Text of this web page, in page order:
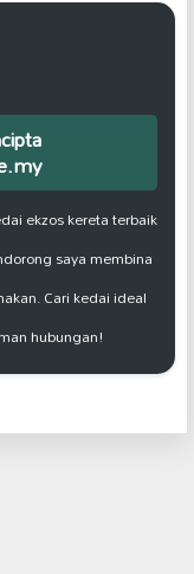
ekzos kereta terbaik
saya membina
Cari kedai ideal
hubungan!